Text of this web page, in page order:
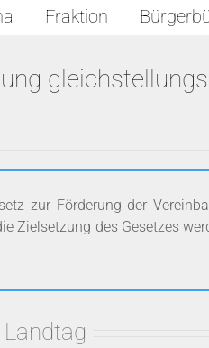
Fraktion
zur Förderung der
Zielsetzung des Gesetzes